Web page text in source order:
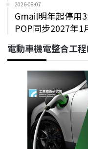
2026-08-07
Gmail明年起停用
POP同步2027年1
電動車機電整合工